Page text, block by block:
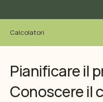
Calcolatori
Pianificare il
Conoscere il